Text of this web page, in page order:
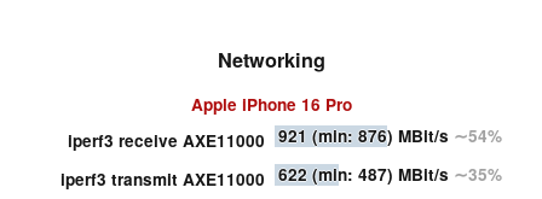
Networking
Apple iPhone 16 Pro
iperf3 receive AXE11000
921 (min: 876) MBit/s ∼54%
iperf3 transmit AXE11000
622 (min: 487) MBit/s ∼35%